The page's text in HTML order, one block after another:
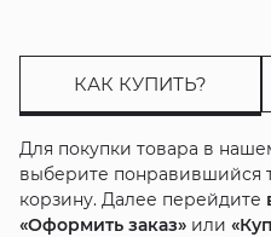
КАК КУПИТЬ?
Для покупки товара в
выберите понравившийся
корзину. Далее перейдите
«Оформить заказ»или